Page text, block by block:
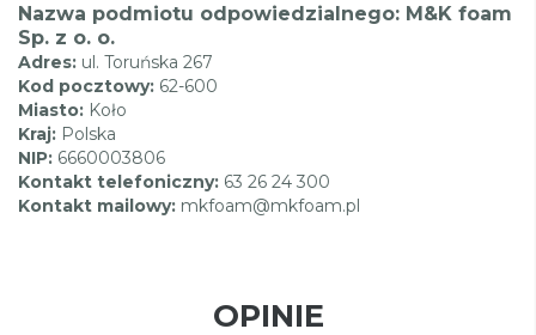
Nazwa podmiotu odpowiedzialnego: M&K foam
Sp. z o. o.
Adres: ul. Toruńska 267
Kod pocztowy: 62-600
Miasto: Koło
Kraj: Polska
NIP: 6660003806
Kontakt telefoniczny: 63 26 24 300
Kontakt mailowy: mkfoam@mkfoam.pl
OPINIE